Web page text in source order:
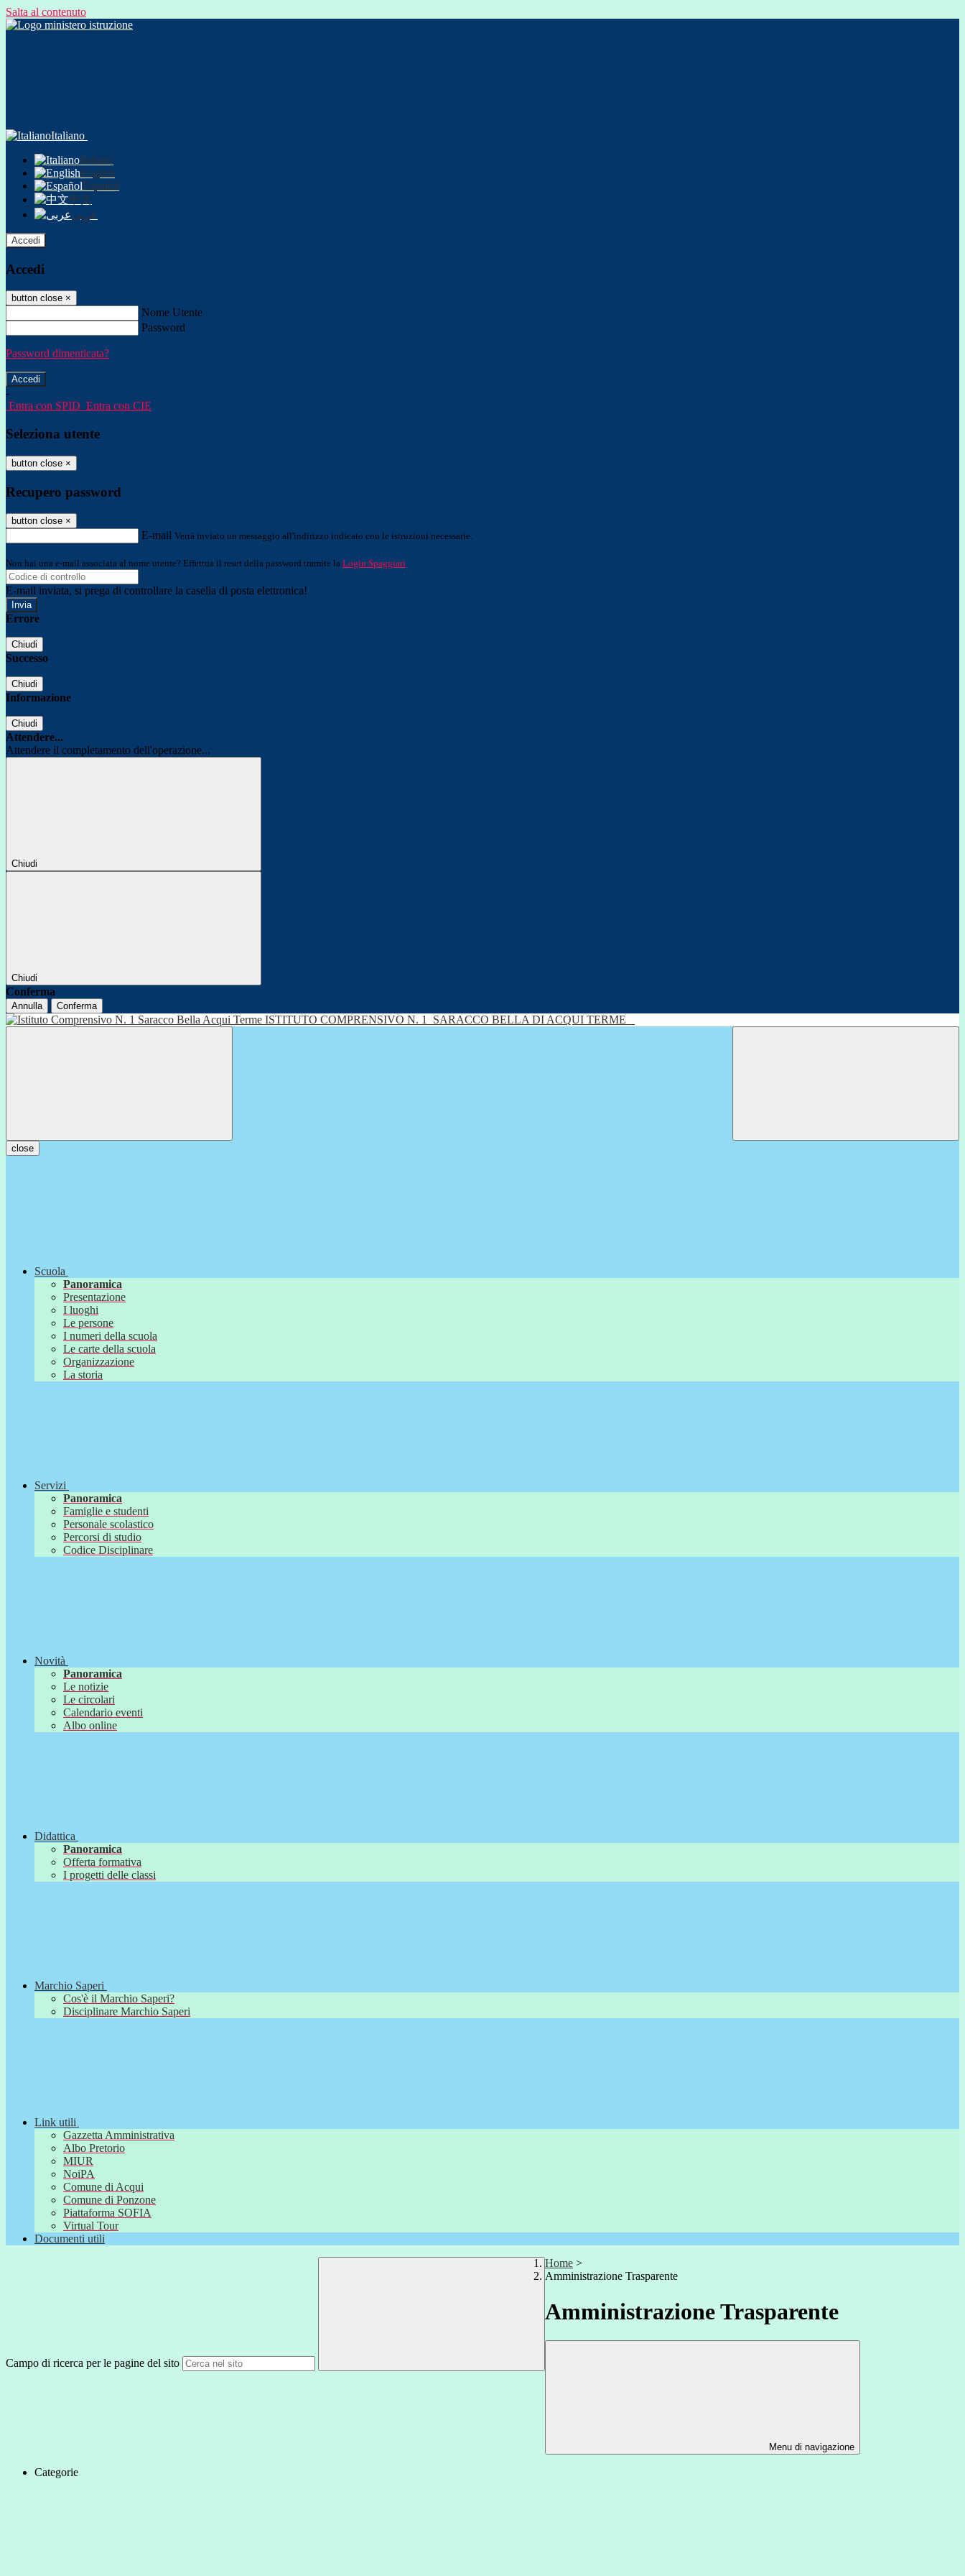
Salta al contenuto
Italiano
Italiano
English
Español
中文
عربى
Accedi
Accedi
button close ×
Nome Utente
Password
Password dimenticata?
-
Entra con SPID Entra con CIE
Seleziona utente
button close ×
Recupero password
button close ×
E-mail Verrà inviato un messaggio all'indirizzo indicato con le istruzioni necessarie.
Non hai una e-mail associata al nome utente? Effettua il reset della password tramite la Login Spaggiari
E-mail inviata, si prega di controllare la casella di posta elettronica!
Errore
Chiudi
Successo
Chiudi
Informazione
Chiudi
Attendere...
Attendere il completamento dell'operazione...
Chiudi
Chiudi
Conferma
Annulla Conferma
ISTITUTO COMPRENSIVO N. 1 SARACCO BELLA DI ACQUI TERME
close
Scuola
Panoramica
Presentazione
I luoghi
Le persone
I numeri della scuola
Le carte della scuola
Organizzazione
La storia
Servizi
Panoramica
Famiglie e studenti
Personale scolastico
Percorsi di studio
Codice Disciplinare
Novità
Panoramica
Le notizie
Le circolari
Calendario eventi
Albo online
Didattica
Panoramica
Offerta formativa
I progetti delle classi
Marchio Saperi
Cos'è il Marchio Saperi?
Disciplinare Marchio Saperi
Link utili
Gazzetta Amministrativa
Albo Pretorio
MIUR
NoiPA
Comune di Acqui
Comune di Ponzone
Piattaforma SOFIA
Virtual Tour
Documenti utili
Campo di ricerca per le pagine del sito
Home >
Amministrazione Trasparente
Amministrazione Trasparente
Menu di navigazione
Categorie